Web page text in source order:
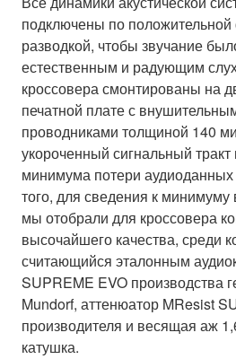
подключены по
разводкой, чтобы звучание
естественным и радующим
кроссовера смонтированы на
печатной плате с
проводниками толщиной 140
укороченный сигнальный
минимума потери
того, для сведения к
мы отобрали для кроссовера
высочайшего качества, среди
считающийся эталонным
SUPREME EVO производства
Mundorf, аттенюатор MResist
производителя и весящая аж
катушка.